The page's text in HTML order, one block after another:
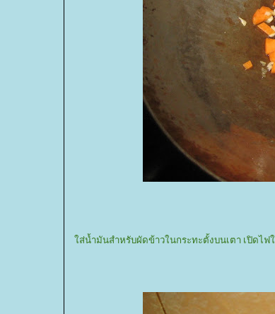
ส่น้ำมันสำหรับผัดข้าวในกระทะตั้งบนเตา เปิดไฟ